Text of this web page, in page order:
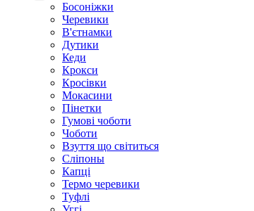
Босоніжки
Черевики
В'єтнамки
Дутики
Кеди
Крокси
Кросівки
Мокасини
Пінетки
Гумові чоботи
Чоботи
Взуття що світиться
Сліпоны
Капці
Термо черевики
Туфлі